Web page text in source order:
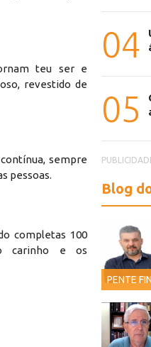
teu ser e
revestido de
sempre
pessoas.
completas 100
carinho e os
04
05
Blog
PENTE